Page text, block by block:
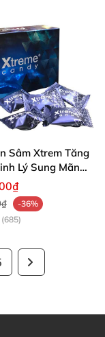
Sâm Xtrem Tăng
Lý Sung Mãn
-36%
(685)